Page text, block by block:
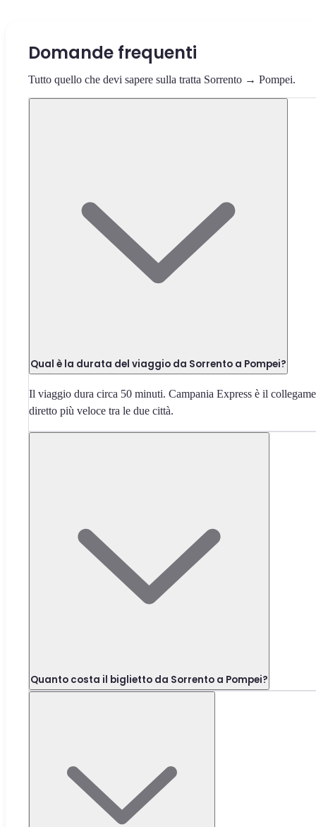
Domande frequenti
Tutto quello che devi sapere sulla tratta Sorrento → Pompei.
Qual è la durata del viaggio da Sorrento a Pompei?
Il viaggio dura circa 50 minuti. Campania Express è il
diretto più veloce tra le due città.
Quanto costa il biglietto da Sorrento a Pompei?